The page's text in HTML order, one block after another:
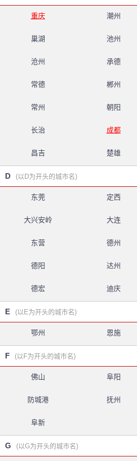
重庆 潮州
巢湖 池州
沧州 承德
常德 郴州
常州 朝阳
长治 成都
昌吉 楚雄
D (以D为开头的城市名)
东莞 定西
大兴安岭 大连
东营 德州
德阳 达州
德宏 迪庆
E (以E为开头的城市名)
鄂州 恩施
F (以F为开头的城市名)
佛山 阜阳
防城港 抚州
阜新
G (以G为开头的城市名)